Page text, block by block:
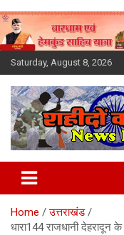
Skip
to
content
Saturday, August 8, 2026
Latest
News,
Hindi
Home
उत्तराखंड
धारा144 राजधानी